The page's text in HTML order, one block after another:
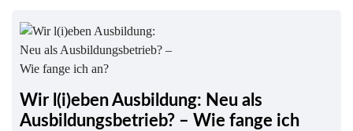
Wir l(i)eben Ausbildung: Neu als
Ausbildungsbetrieb? – Wie fange ich